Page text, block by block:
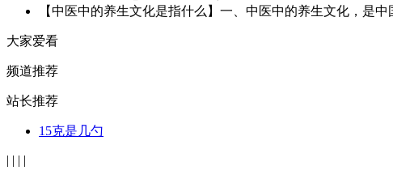
【中医中的养生文化是指什么】一、中医中的养生文化，是
大家爱看
频道推荐
站长推荐
15克是几勺
| | | |